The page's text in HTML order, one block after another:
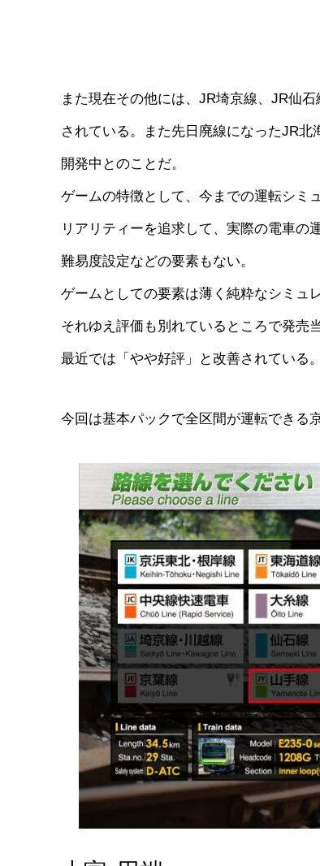
また現在その他には、JR埼京線、JR仙
されている。また先日廃線になったJR
開発中とのことだ。
ゲームの特徴として、今までの運転シミ
リアリティーを追求して、実際の電車の
難易度設定などの要素もない。
ゲームとしての要素は薄く純粋なシミュ
それゆえ評価も別れているところで発売
最近では「やや好評」と改善されている。
今回は基本パックで全区間が運転できる